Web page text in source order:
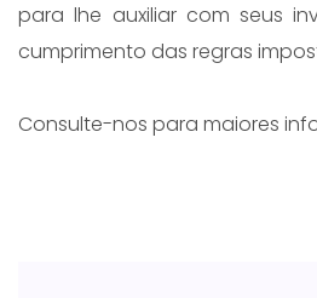
para lhe auxiliar com seus
cumprimento das regras
Consulte-nos para maiores